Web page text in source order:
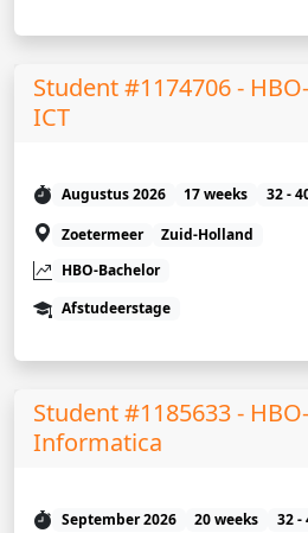
Student #1174706 -
ICT
Augustus 2026 17 weeks
32 -
Zoetermeer
Zuid-Holland
HBO-Bachelor
Afstudeerstage
Student #1185633 -
Informatica
September 2026 20 weeks
32 -